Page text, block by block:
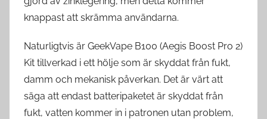
knappast att skrämma användarna.
Naturligtvis är GeekVape B100 (Aegis Boost Pro 2)
Kit tillverkad i ett hölje som är skyddat från fukt,
damm och mekanisk påverkan. Det är värt att
säga att endast batteripaketet är skyddat från
fukt, vatten kommer in i patronen utan problem,